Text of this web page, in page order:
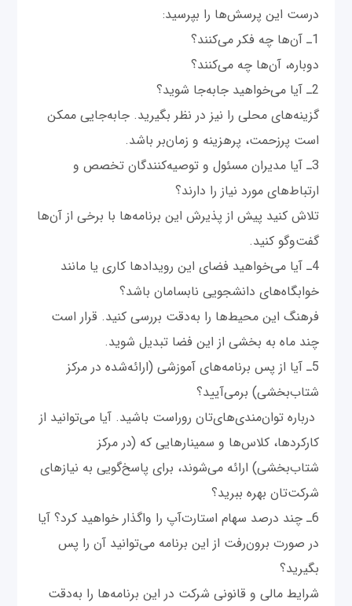
درست اين پرسش‌ها را بپرسيد:
1ـ آن‌ها چه فکر می‌کنند؟
دوباره، آن‌ها چه می‌کنند؟
2ـ آيا می‌خواهيد جابه‌جا شويد؟
گزينه‌های محلی را نيز در نظر بگيريد. جابه‌جایی ممکن
است پرزحمت، پرهزينه و زمان‌بر باشد.
3ـ آيا مديران مسئول و توصيه‌کنندگان تخصص و
ارتباط‌های مورد نياز را دارند؟
تلاش کنيد پيش از پذيرش اين برنامه‌ها با برخی از آن‌ها
گفت‌وگو کنيد.
4ـ آيا می‌خواهيد فضای اين رويدادها کاری يا مانند
خوابگاه‌های دانشجویی نابسامان باشد؟
فرهنگ اين محيط‌ها را به‌دقت بررسی کنيد. قرار است
چند ماه به بخشی از اين فضا تبديل شويد.
5ـ آيا از پس برنامه‌های آموزشی (ارائه‌شده در مرکز
شتاب‌بخشی) برمی‌آييد؟
درباره توان‌مندی‌های‌تان روراست باشيد. آيا می‌توانيد از
کارکردها، کلاس‌ها و سمينارهایی که (در مرکز
شتاب‌بخشی) ارائه می‌شوند، برای پاسخ‌گویی به نيازهای
شرکت‌تان بهره ببريد؟
6ـ چند درصد سهام استارت‌آپ را واگذار خواهيد کرد؟ آيا
در صورت برون‌رفت از اين برنامه می‌توانيد آن‌ را پس
بگيريد؟
شرايط مالی و قانونی شرکت در اين برنامه‌ها را به‌دقت